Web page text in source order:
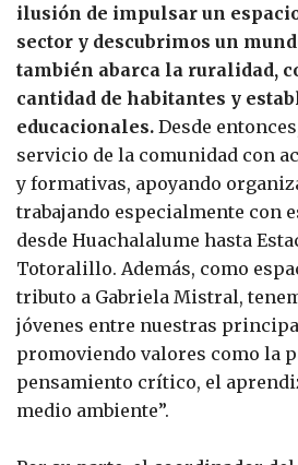
ilusión de impulsar un
sector y descubrimos un
también abarca la ruralidad,
cantidad de habitantes y
educacionales. Desde
servicio de la comunidad con
y formativas, apoyando
trabajando especialmente con
desde Huachalalume hasta
Totoralillo. Además, como
tributo a Gabriela Mistral,
jóvenes entre nuestras
promoviendo valores como la
pensamiento crítico, el
medio ambiente”.